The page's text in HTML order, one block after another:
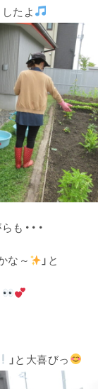
たよ
も・・・
な～ 」と
」と大喜びっ